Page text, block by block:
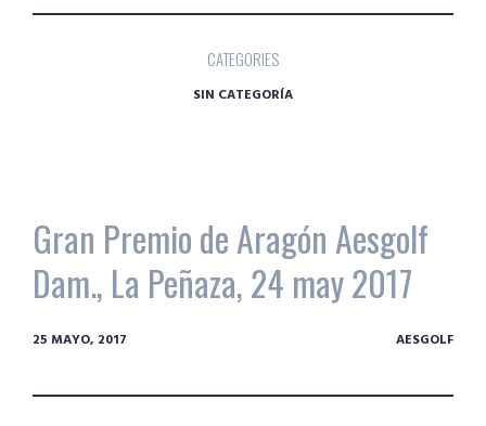
CATEGORIES
SIN CATEGORÍA
Gran Premio de Aragón Aesgolf
Dam., La Peñaza, 24 may 2017
25 MAYO, 2017 AESGOLF